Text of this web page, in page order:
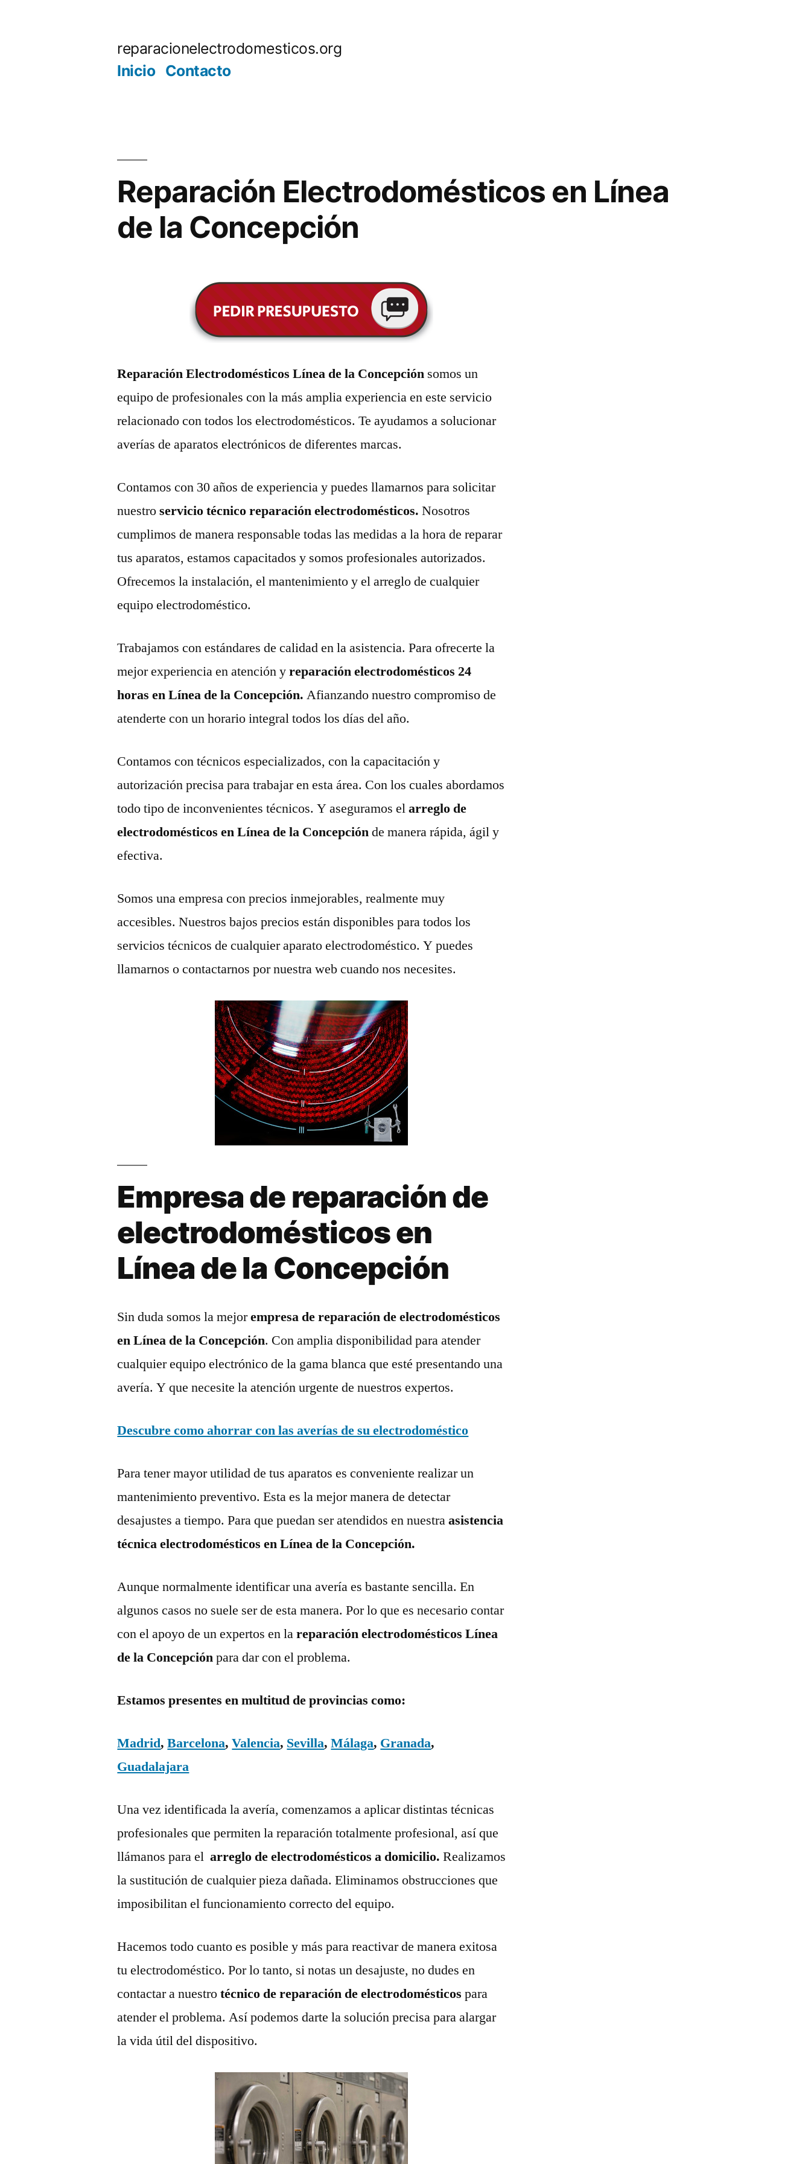
reparacionelectrodomesticos.org
Inicio Contacto
Reparación Electrodomésticos en Línea
de la Concepción
Reparación Electrodomésticos Línea de la Concepción somos un
equipo de profesionales con la más amplia experiencia en este servicio
relacionado con todos los electrodomésticos. Te ayudamos a solucionar
averías de aparatos electrónicos de diferentes marcas.
Contamos con 30 años de experiencia y puedes llamarnos para solicitar
nuestroservicio técnico reparación electrodomésticos.Nosotros
cumplimos de manera responsable todas las medidas a la hora de reparar
tus aparatos, estamos capacitados y somos profesionales autorizados.
Ofrecemos la instalación, el mantenimiento y el arreglo de cualquier
equipo electrodoméstico.
Trabajamos con estándares de calidad en la asistencia. Para ofrecerte la
mejor experiencia en atención yreparación electrodomésticos 24
horas en Línea de la Concepción.Afianzando nuestro compromiso de
atenderte con un horario integral todos los días del año.
Contamos con técnicos especializados, con la capacitación y
autorización precisa para trabajar en esta área. Con los cuales abordamos
todo tipo de inconvenientes técnicos. Y aseguramos elarreglo de
electrodomésticos en Línea de la Concepciónde manera rápida, ágil y
efectiva.
Somos una empresa con precios inmejorables, realmente muy
accesibles. Nuestros bajos precios están disponibles para todos los
servicios técnicos de cualquier aparato electrodoméstico. Y puedes
llamarnos o contactarnos por nuestra web cuando nos necesites.
Empresa de reparación de
electrodomésticos en
Línea de la Concepción
Sin duda somos la mejorempresa de reparación de electrodomésticos
en Línea de la Concepción. Con amplia disponibilidad para atender
cualquier equipo electrónico de la gama blanca que esté presentando una
avería. Y que necesite la atención urgente de nuestros expertos.
Descubre como ahorrar con las averías de su electrodoméstico
Para tener mayor utilidad de tus aparatos es conveniente realizar un
mantenimiento preventivo. Esta es la mejor manera de detectar
desajustes a tiempo. Para que puedan ser atendidos en nuestraasistencia
técnica electrodomésticos en Línea de la Concepción.
Aunque normalmente identificar una avería es bastante sencilla. En
algunos casos no suele ser de esta manera. Por lo que es necesario contar
con el apoyo de un expertos en lareparación electrodomésticos Línea
de la Concepciónpara dar con el problema.
Estamos presentes en multitud de provincias como:
Madrid,Barcelona,Valencia, Sevilla,Málaga, Granada,
Guadalajara
Una vez identificada la avería, comenzamos a aplicar distintas técnicas
profesionales que permiten la reparación totalmente profesional, así que
llámanos para el arreglo de electrodomésticos a domicilio.Realizamos
la sustitución de cualquier pieza dañada. Eliminamos obstrucciones que
imposibilitan el funcionamiento correcto del equipo.
Hacemos todo cuanto es posible y más para reactivar de manera exitosa
tu electrodoméstico. Por lo tanto, si notas un desajuste, no dudes en
contactar a nuestrotécnico de reparación de electrodomésticospara
atender el problema. Así podemos darte la solución precisa para alargar
la vida útil del dispositivo.